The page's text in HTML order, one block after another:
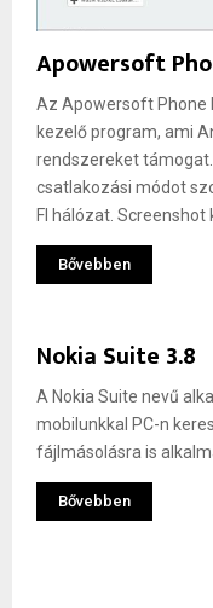
Apowersoft
Az Apowersoft Phone
kezelő program, ami
rendszereket
csatlakozási módot
FI hálózat. Screenshot
Bővebben
Nokia Suite 3.8
A Nokia Suite nevű
mobilunkkal PC-n
fájlmásolásra is
Bővebben